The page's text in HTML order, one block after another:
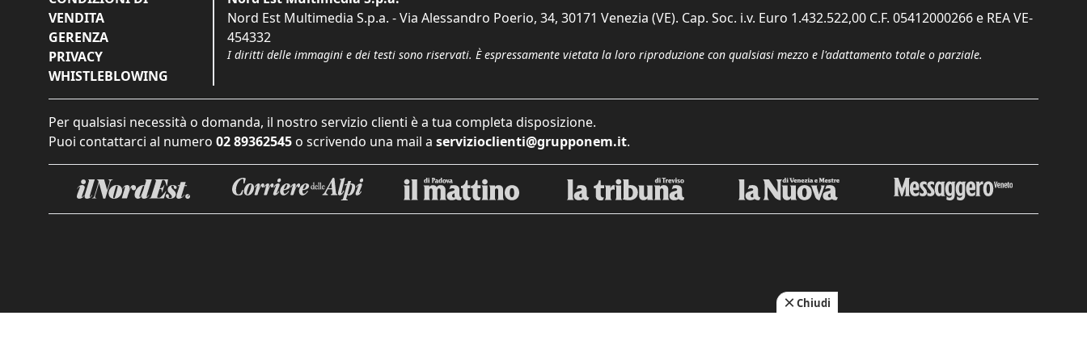
VENDITA
GERENZA
PRIVACY
WHISTLEBLOWING
Nord Est Multimedia S.p.a. - Via Alessandro Poerio, 34, 30171 Venezia (VE). Cap. Soc. i.v. Euro 1.432.522,00 C.F. 05412000266 e REA VE-
454332
I diritti delle immagini e dei testi sono riservati. È espressamente vietata la loro riproduzione con qualsiasi mezzo e l'adattamento totale o parziale.
Per qualsiasi necessità o domanda, il nostro servizio clienti è a tua completa disposizione.
Puoi contattarci al numero 02 89362545 o scrivendo una mail a servizioclienti@grupponem.it.
Chiudi